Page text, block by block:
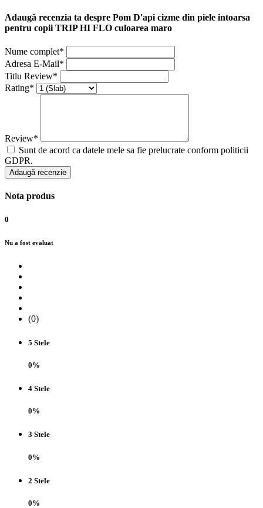
Adaugă recenzia ta despre Pom D'api cizme din piele intoarsa
pentru copii TRIP HI FLO culoarea maro
Nume complet*
Adresa E-Mail*
Titlu Review*
Rating*
Review*
Sunt de acord ca datele mele sa fie prelucrate conform politicii
GDPR.
Adaugă recenzie
Nota produs
0
Nu a fost evaluat
(0)
5 Stele
0%
4 Stele
0%
3 Stele
0%
2 Stele
0%